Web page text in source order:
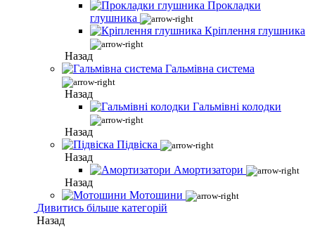
Прокладки
глушника
Кріплення глушника
Назад
Гальмівна система
Назад
Гальмівні колодки
Назад
Підвіска
Назад
Амортизатори
Назад
Мотошини
Дивитись більше категорій
Назад